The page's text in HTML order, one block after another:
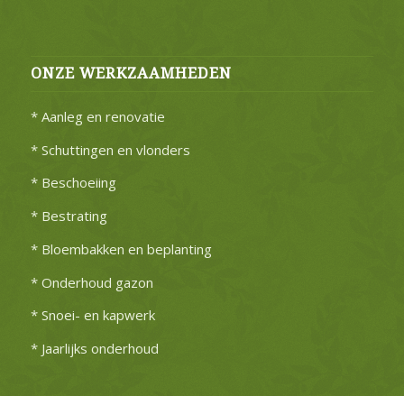
ONZE WERKZAAMHEDEN
* Aanleg en renovatie
* Schuttingen en vlonders
* Beschoeiing
* Bestrating
* Bloembakken en beplanting
* Onderhoud gazon
* Snoei- en kapwerk
* Jaarlijks onderhoud